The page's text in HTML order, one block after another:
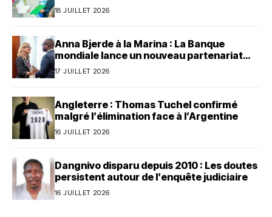
dollars au Bénin
18 JUILLET 2026
Anna Bjerde à la Marina : La Banque
mondiale lance un nouveau partenariat
avec le Bénin
17 JUILLET 2026
Angleterre : Thomas Tuchel confirmé
malgré l’élimination face à l’Argentine
16 JUILLET 2026
Dangnivo disparu depuis 2010 : Les doutes
persistent autour de l’enquête judiciaire
16 JUILLET 2026